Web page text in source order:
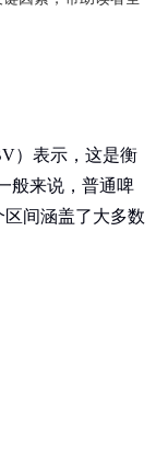
）表示，这是衡
般来说，普通啤
区间涵盖了大多数